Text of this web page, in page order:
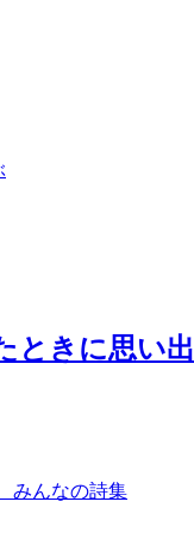
ときに思い
みんなの詩集